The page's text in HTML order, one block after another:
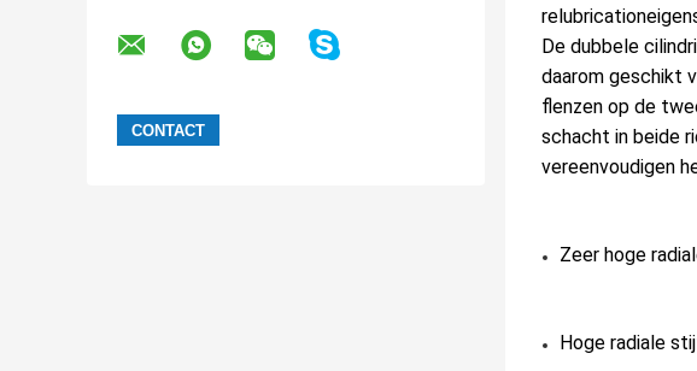
De dubbele
daarom geschikt
flenzen op de
schacht in beide
vereenvoudigen
Zeer hoge
Hoge radiale